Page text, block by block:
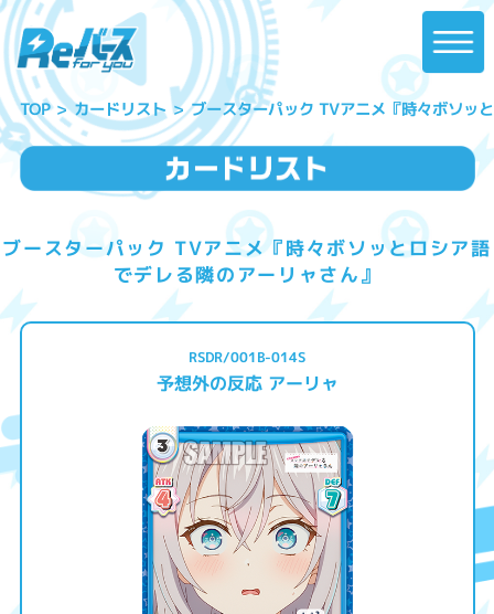
TOP カードリスト ブースターパック TVアニメ『時々ボソッ
ブースターパック TVアニメ『時々ボソッとロシア語
でデレる隣のアーリャさん』
RSDR/001B-014S
予想外の反応 アーリャ